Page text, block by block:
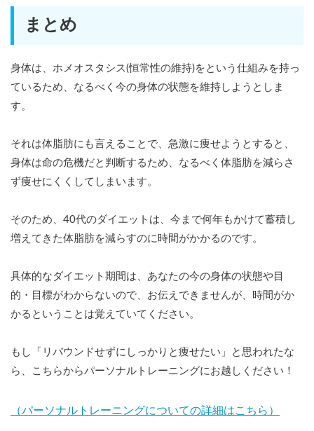
まとめ
身体は、ホメオスタシス(恒常性の維持)をという仕組みを持っ
ているため、なるべく今の身体の状態を維持しようとしま
す。
それは体脂肪にも言えることで、急激に痩せようとすると、
身体は命の危機だと判断するため、なるべく体脂肪を減らさ
ず痩せにくくしてしまいます。
そのため、40代のダイエットは、今まで何年もかけて蓄積し
増えてきた体脂肪を減らすのに時間がかかるのです。
具体的なダイエット期間は、あなたの今の身体の状態や目
的・目標がわからないので、お伝えできませんが、時間がか
かるということは覚えていてください。
もし「リバウンドせずにしっかりと痩せたい」と思われたな
ら、こちらからパーソナルトレーニングにお越しください！
（パーソナルトレーニングについての詳細はこちら）